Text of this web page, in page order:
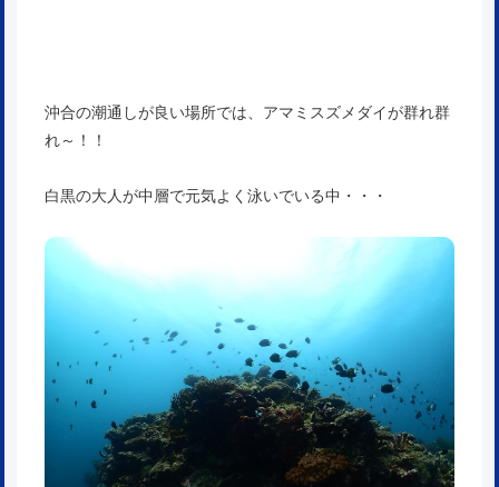
沖合の潮通しが良い場所では、アマミスズメダイが群れ群
れ～！！
白黒の大人が中層で元気よく泳いでいる中・・・